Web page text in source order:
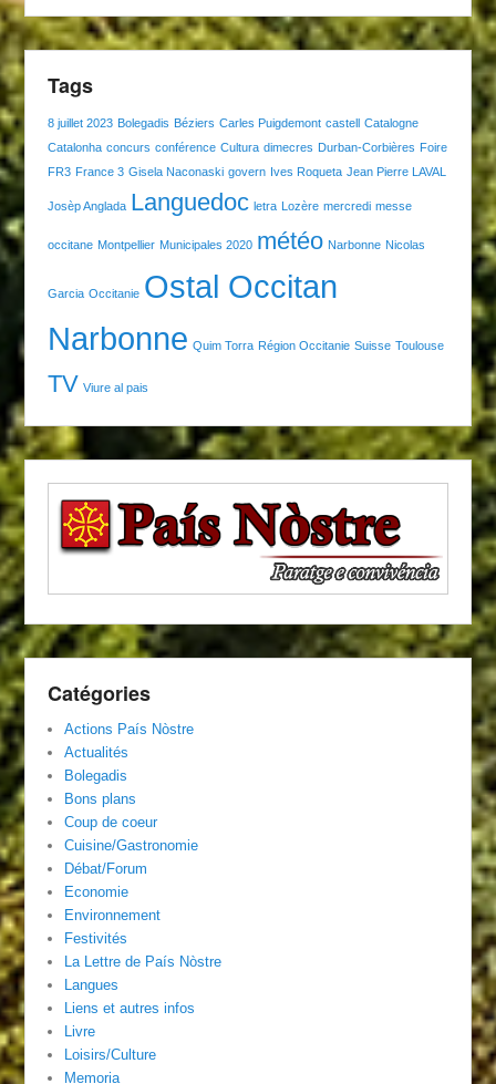
Tags
8 juillet 2023 Bolegadis Béziers Carles Puigdemont castell Catalogne
Catalonha concurs conférence Cultura dimecres Durban-Corbières Foire
FR3 France 3 Gisela Naconaski govern Ives Roqueta Jean Pierre LAVAL
Josèp Anglada Languedoc letra Lozère mercredi messe
occitane Montpellier Municipales 2020 météo Narbonne Nicolas
Garcia Occitanie Ostal Occitan
Narbonne Quim Torra Région Occitanie Suisse Toulouse
TV Viure al pais
Catégories
Actions País Nòstre
Actualités
Bolegadis
Bons plans
Coup de coeur
Cuisine/Gastronomie
Débat/Forum
Economie
Environnement
Festivités
La Lettre de País Nòstre
Langues
Liens et autres infos
Livre
Loisirs/Culture
Memoria